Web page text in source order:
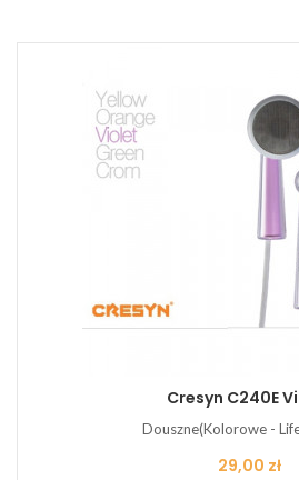
Cresyn C240E
Douszne(Kolorowe -
Cena
29,00 zł